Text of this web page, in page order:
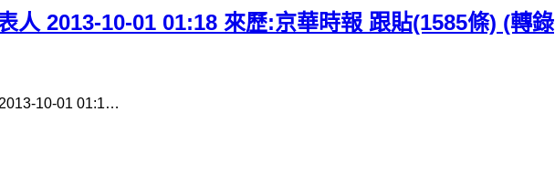
人 2013-10-01 01:18 來歷:京華時報 跟貼(1585條) (轉錄
10-01 01:1…